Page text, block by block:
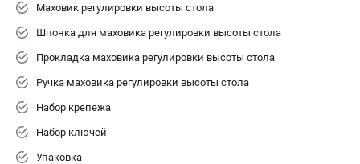
Маховик регулировки высоты стола
Шпонка для маховика регулировки высоты стола
Прокладка маховика регулировки высоты стола
Ручка маховика регулировки высоты стола
Набор крепежа
Набор ключей
Упаковка